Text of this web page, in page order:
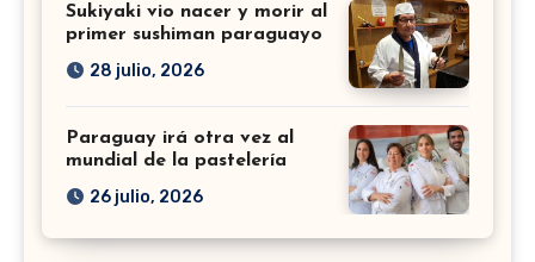
Sukiyaki vio nacer y morir al
primer sushiman paraguayo
28 julio, 2026
Paraguay irá otra vez al
mundial de la pastelería
26 julio, 2026